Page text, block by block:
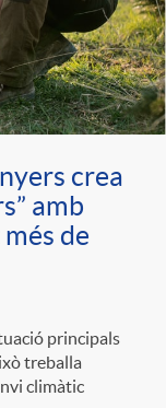
crea
amb
de
principals
treballa
climàtic